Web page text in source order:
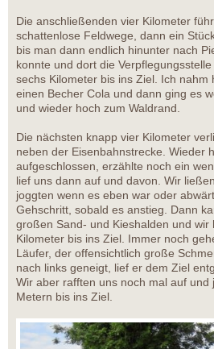
Die anschließenden vier Kilometer
schattenlose Feldwege, dann ein
bis man dann endlich hinunter nach
konnte und dort die
sechs Kilometer bis ins Ziel. Ich nahm
einen Becher Cola und dann ging es
und wieder hoch zum Waldrand.
Die nächsten knapp vier Kilometer
neben der Eisenbahnstrecke. Wieder
aufgeschlossen, erzählte noch ein
lief uns dann auf und davon. Wir
joggten wenn es eben war oder
Gehschritt, sobald es anstieg. Dann
großen Sand- und Kieshalden und wir
Kilometer bis ins Ziel. Immer noch
Läufer, der offensichtlich große
nach links geneigt, lief er dem Ziel
Wir aber rafften uns noch mal auf und
Metern bis ins Ziel.